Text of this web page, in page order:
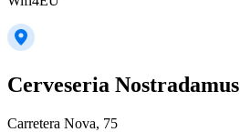
Cerveseria Nostradamus
Carretera Nova, 75